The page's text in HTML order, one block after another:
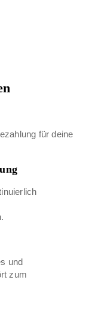
für deine
und
zum